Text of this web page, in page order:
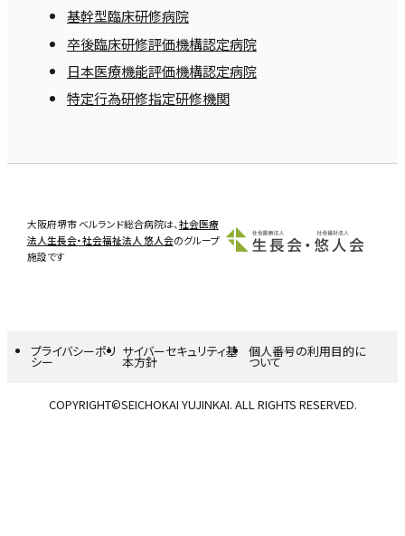
基幹型臨床研修病院
卒後臨床研修評価機構認定病院
日本医療機能評価機構認定病院
特定行為研修指定研修機関
大阪府堺市 ベルランド総合病院は、社会医療
法人生長会・社会福祉法人 悠人会のグループ
施設です
プライバシーポリ
シー
サイバーセキュリティ基
本方針
個人番号の利用目的に
ついて
COPYRIGHT©SEICHOKAI YUJINKAI. ALL RIGHTS RESERVED.